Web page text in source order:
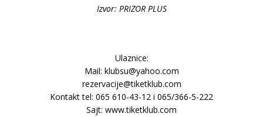
Izvor: PRIZOR PLUS
Ulaznice:
Mail: klubsu@yahoo.com
rezervacije@tiketklub.com
Kontakt tel: 065 610-43-12 i 065/366-5-222
Sajt: www.tiketklub.com